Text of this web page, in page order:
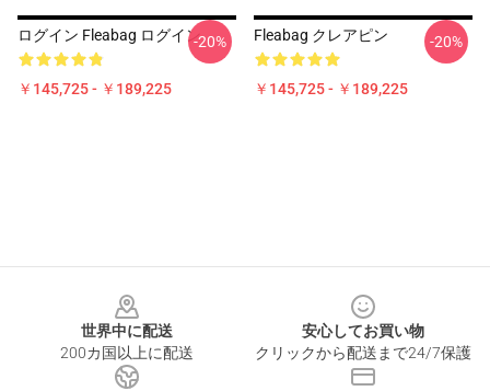
ログイン Fleabag ログイン
￥145,725 - ￥189,225
-20% Fleabag クレアピン
￥145,725 - ￥189,225
-20%
世界中に配送
200カ国以上に配送
安心してお買い物
クリックから配送まで24/7保護